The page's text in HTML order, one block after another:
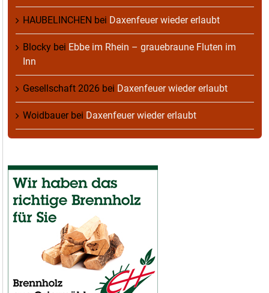
HAUBELINCHEN bei Daxenfeuer wieder erlaubt
Blocky bei Ebbe im Rhein – grauebraune Fluten im
Inn
Gesellschaft 2026 bei Daxenfeuer wieder erlaubt
Woidbauerbei Daxenfeuer wieder erlaubt